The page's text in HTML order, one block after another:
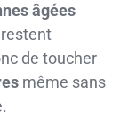
âgées
de toucher
même sans